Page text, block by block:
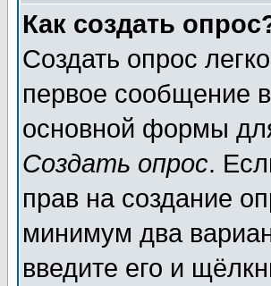
Как создать
Создать опрос
первое сообщение
основной формы
Создать опрос.
прав на создание
минимум два
введите его и